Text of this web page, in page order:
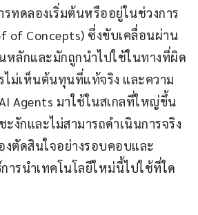
ทดลองเริ่มต้นหรืออยู่ในช่วงการ
of Concepts) ซึ่งขับเคลื่อนผ่าน
หลักและมักถูกนำไปใช้ในทางที่ผิด
ไม่เห็นต้นทุนที่แท้จริง และความ
Agents มาใช้ในสเกลที่ใหญ่ขึ้น
งักและไม่สามารถดำเนินการจริง
งตัดสินใจอย่างรอบคอบและ
ารนำเทคโนโลยีใหม่นี้ไปใช้ที่ใด